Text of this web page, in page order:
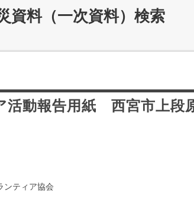
資料（一次資料）検索
活動報告用紙 西宮市上
ンティア協会